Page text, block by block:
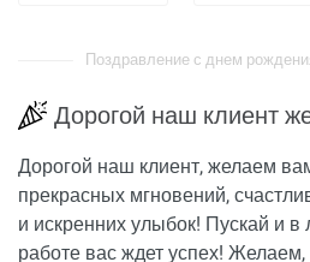
Поздравление с днем
Дорогой наш клиент
Дорогой наш клиент, желаем
прекрасных мгновений,
и искренних улыбок! Пускай и в
работе вас ждет успех!